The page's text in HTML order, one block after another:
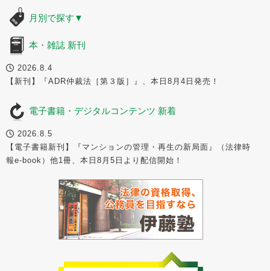
月別で探す ▼
本・雑誌 新刊
2026.8.4
【新刊】『ADR仲裁法［第３版］』、本日8月4日発売！
電子書籍・デジタルコンテンツ 新着
2026.8.5
【電子書籍新刊】『マンションの管理・再生の新局面』（法律時
報e-book）他1冊、本日8月5日より配信開始！